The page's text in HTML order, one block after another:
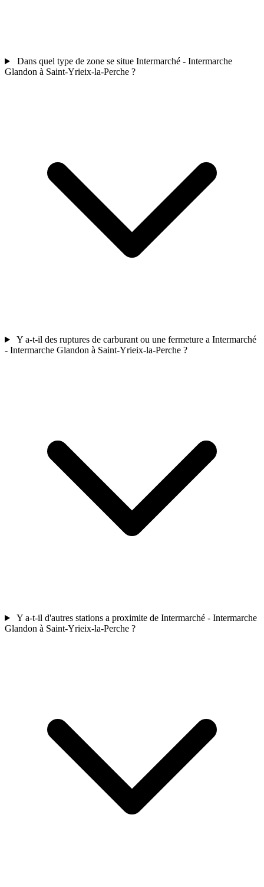
Dans quel type de zone se situe Intermarché - Intermarche
Glandon à Saint-Yrieix-la-Perche ?
Y a-t-il des ruptures de carburant ou une fermeture a Intermarché
- Intermarche Glandon à Saint-Yrieix-la-Perche ?
Y a-t-il d'autres stations a proximite de Intermarché - Intermarche
Glandon à Saint-Yrieix-la-Perche ?